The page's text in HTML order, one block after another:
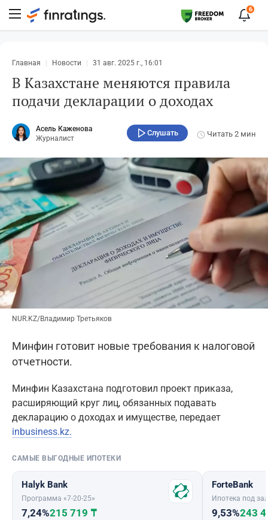
6
Главная Новости 31 авг. 2025 г., 16:01
В Казахстане меняются правила
подачи декларации о доходах
Асель Каженова
Журналист
Слушать Читать 2 мин
NUR.KZ/Владимир Третьяков
Минфин готовит новые требования к налоговой
отчетности.
Минфин Казахстана подготовил проект приказа,
расширяющий круг лиц, обязанных подавать
декларацию о доходах и имуществе, передает
inbusiness.kz.
САМЫЕ ВЫГОДНЫЕ ИПОТЕКИ
Halyk Bank
Программа «7-20-25»
7,24%215 719 ₸
ForteBank
Ипотека под
9,53%243